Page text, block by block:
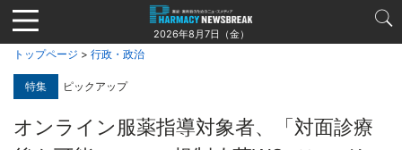
Jump
to
navigation
2026年8月7日（金）
トップページ > 行政・政治
特集 ピックアップ
オンライン服薬指導対象者、「対面診療